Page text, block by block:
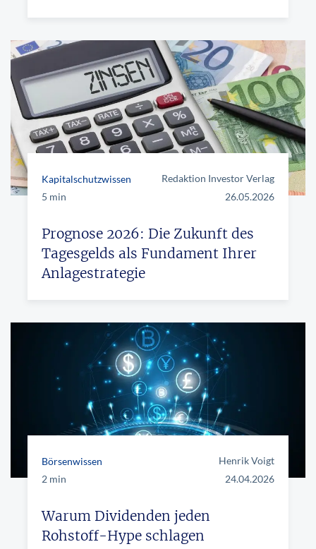
Kapitalschutzwissen
Redaktion Investor Verlag
5 min
26.05.2026
Prognose 2026: Die Zukunft des
Tagesgelds als Fundament Ihrer
Anlagestrategie
Börsenwissen
Henrik Voigt
2 min
24.04.2026
Warum Dividenden jeden
Rohstoff-Hype schlagen